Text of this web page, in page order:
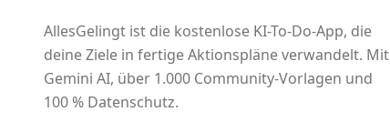
AllesGelingt ist die kostenlose KI-To-Do-App, die
deine Ziele in fertige Aktionspläne verwandelt. Mit
Gemini AI, über 1.000 Community-Vorlagen und
100 % Datenschutz.